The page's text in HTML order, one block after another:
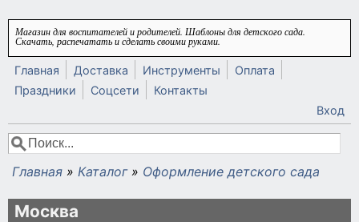
Перейти к основному содержанию
Магазин для воспитателей и родителей. Шаблоны для детского сада.
Скачать, распечатать и сделать своими руками.
Главная Доставка Инструменты
Оплата
Праздники
Соцсети
Контакты
Вход
Форма поиска
Поиск
Вы здесь
Главная » Каталог » Оформление детского сада
Москва